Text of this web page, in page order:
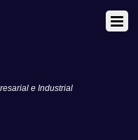
e Industrial